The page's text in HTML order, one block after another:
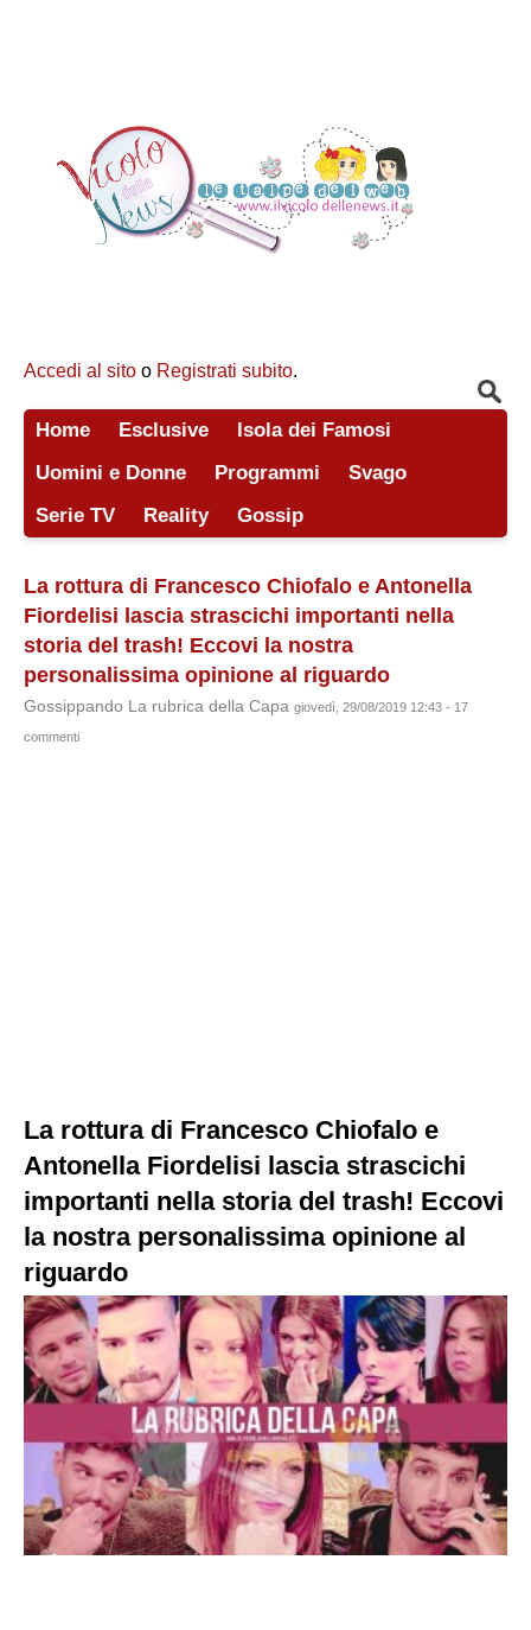
Accedi al sito o Registrati subito.
Home Esclusive
Isola dei Famosi
Uomini e Donne
Programmi
Svago
Serie TV
Reality Gossip
La rottura di Francesco Chiofalo e Antonella
Fiordelisi lascia strascichi importanti nella
storia del trash! Eccovi la nostra
personalissima opinione al riguardo
Gossippando La rubrica della Capa giovedì, 29/08/2019 12:43 - 17
commenti
La rottura di Francesco Chiofalo e
Antonella Fiordelisi lascia strascichi
importanti nella storia del trash! Eccovi
la nostra personalissima opinione al
riguardo